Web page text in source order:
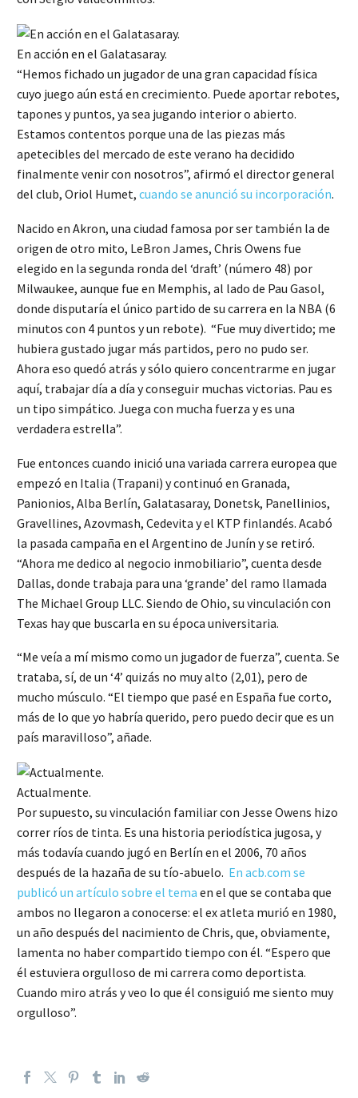
En acción en el Galatasaray.
“Hemos fichado un jugador de una gran capacidad física
cuyo juego aún está en crecimiento. Puede aportar rebotes,
tapones y puntos, ya sea jugando interior o abierto.
Estamos contentos porque una de las piezas más
apetecibles del mercado de este verano ha decidido
finalmente venir con nosotros”, afirmó el director general
del club, Oriol Humet, cuando se anunció su incorporación.
Nacido en Akron, una ciudad famosa por ser también la de
origen de otro mito, LeBron James, Chris Owens fue
elegido en la segunda ronda del ‘draft’ (número 48) por
Milwaukee, aunque fue en Memphis, al lado de Pau Gasol,
donde disputaría el único partido de su carrera en la NBA (6
minutos con 4 puntos y un rebote). “Fue muy divertido; me
hubiera gustado jugar más partidos, pero no pudo ser.
Ahora eso quedó atrás y sólo quiero concentrarme en jugar
aquí, trabajar día a día y conseguir muchas victorias. Pau es
un tipo simpático. Juega con mucha fuerza y es una
verdadera estrella”.
Fue entonces cuando inició una variada carrera europea que
empezó en Italia (Trapani) y continuó en Granada,
Panionios, Alba Berlín, Galatasaray, Donetsk, Panellinios,
Gravellines, Azovmash, Cedevita y el KTP finlandés. Acabó
la pasada campaña en el Argentino de Junín y se retiró.
“Ahora me dedico al negocio inmobiliario”, cuenta desde
Dallas, donde trabaja para una ‘grande’ del ramo llamada
The Michael Group LLC. Siendo de Ohio, su vinculación con
Texas hay que buscarla en su época universitaria.
“Me veía a mí mismo como un jugador de fuerza”, cuenta. Se
trataba, sí, de un ‘4’ quizás no muy alto (2,01), pero de
mucho músculo. “El tiempo que pasé en España fue corto,
más de lo que yo habría querido, pero puedo decir que es un
país maravilloso”, añade.
Actualmente.
Por supuesto, su vinculación familiar con Jesse Owens hizo
correr ríos de tinta. Es una historia periodística jugosa, y
más todavía cuando jugó en Berlín en el 2006, 70 años
después de la hazaña de su tío-abuelo. En acb.com se
publicó un artículo sobre el tema en el que se contaba que
ambos no llegaron a conocerse: el ex atleta murió en 1980,
un año después del nacimiento de Chris, que, obviamente,
lamenta no haber compartido tiempo con él. “Espero que
él estuviera orgulloso de mi carrera como deportista.
Cuando miro atrás y veo lo que él consiguió me siento muy
orgulloso”.